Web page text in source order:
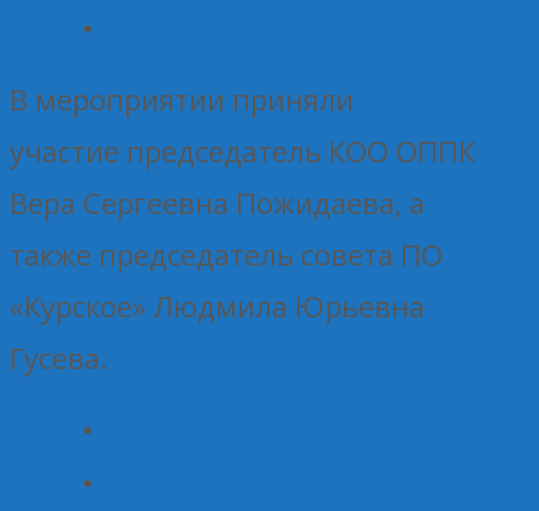
В мероприятии приняли
участие председатель КОО ОППК
Вера Сергеевна Пожидаева, а
также председатель совета ПО
«Курское» Людмила Юрьевна
Гусева.